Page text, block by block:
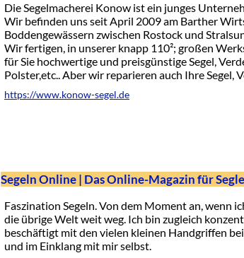
Die Segelmacherei Konow ist ein junges
Wir befinden uns seit April 2009 am Barther
Boddengewässern zwischen Rostock und
Wir fertigen, in unserer knapp 110²; großen
für Sie hochwertige und preisgünstige Segel,
Polster,etc.. Aber wir reparieren auch Ihre Segel,
https://www.konow-segel.de
Segeln Online | Das Online-Magazin für
Faszination Segeln. Von dem Moment an, wenn
die übrige Welt weit weg. Ich bin zugleich
beschäftigt mit den vielen kleinen Handgriffen
und im Einklang mit mir selbst.